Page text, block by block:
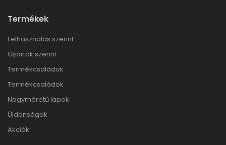
Termékek
Felhasználás szerint
Gyártók szerint
Termékcsaládok
Termékcsaládok
Nagyméretű lapok
Újdonságok
Akciók